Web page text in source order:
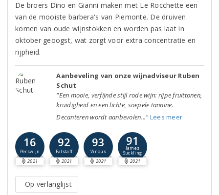
De broers Dino en Gianni maken met Le Rocchette een
van de mooiste barbera's van Piemonte. De druiven
komen van oude wijnstokken en worden pas laat in
oktober geoogst, wat zorgt voor extra concentratie en
rijpheid.
Aanbeveling van onze wijnadviseur Ruben
Schut
"Een mooie, verfijnde stijl rode wijn: rijpe fruittonen,
kruidigheid en een lichte, soepele tannine.
Decanteren wordt aanbevolen..." Lees meer
16
Perswijn
2021
92
Falstaff
2021
93
Vinous
2021
91
James
Suckling
2021
Op verlanglijst